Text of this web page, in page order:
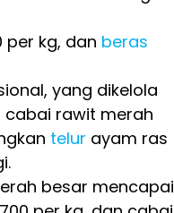
per kg, dan beras
yang dikelola
rawit merah
telur ayam ras
besar mencapai